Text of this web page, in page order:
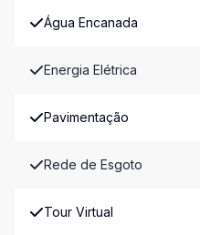
Água Encanada
Energia Elétrica
Pavimentação
Rede de Esgoto
Tour Virtual